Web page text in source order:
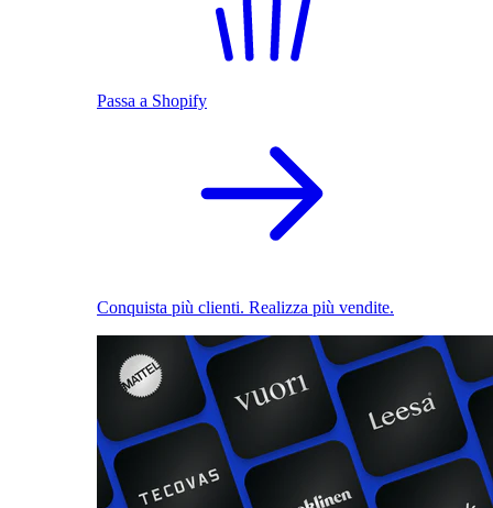
Passa a Shopify
Conquista più clienti. Realizza più vendite.